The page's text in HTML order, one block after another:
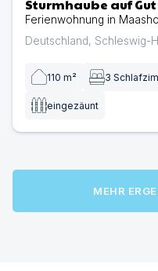
Sturmhaube auf Gut
Ferienwohnung in
Deutschland, Schleswig-
110 m² 3
eingezäunt
MEHR